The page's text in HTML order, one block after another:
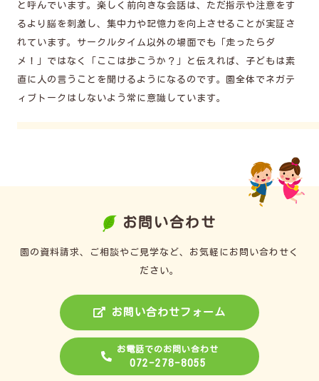
と呼んでいます。楽しく前向きな会話は、ただ指示や注意をす
るより脳を刺激し、集中力や記憶力を向上させることが実証さ
れています。サークルタイム以外の場面でも「走ったらダ
メ！」ではなく「ここは歩こうか？」と伝えれば、子どもは素
直に人の言うことを聞けるようになるのです。園全体でネガテ
ィブトークはしないよう常に意識しています。
お問い合わせ
園の資料請求、ご相談やご見学など、お気軽にお問い合わせく
ださい。
お問い合わせフォーム
お電話でのお問い合わせ
072-278-8055